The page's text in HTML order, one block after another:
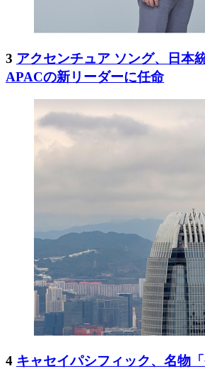
3 アクセンチュア ソング、日本
APACの新リーダーに任命
4 キャセイパシフィック、名物